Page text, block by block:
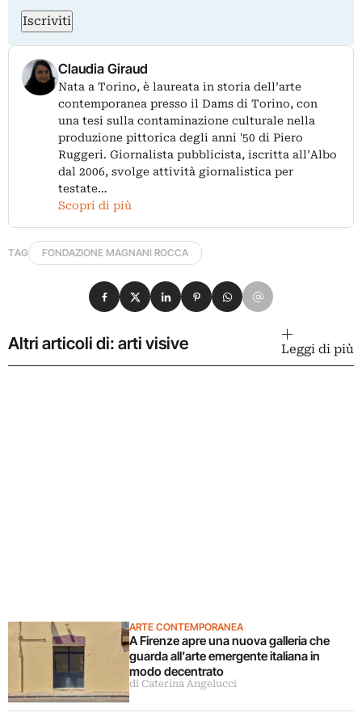
Iscriviti
Claudia Giraud
Nata a Torino, è laureata in storia dell’arte
contemporanea presso il Dams di Torino, con
una tesi sulla contaminazione culturale nella
produzione pittorica degli anni '50 di Piero
Ruggeri. Giornalista pubblicista, iscritta all’Albo
dal 2006, svolge attività giornalistica per
testate…
Scopri di più
TAG FONDAZIONE MAGNANI ROCCA
Condividi su Facebook
Condividi su X
Condividi su LinkedIn
Condividi su Pinterest
Condividi su WhatsApp
Condividi su Email
Altri articoli di: arti visive Leggi di più
ARTE CONTEMPORANEA
A Firenze apre una nuova galleria che
guarda all’arte emergente italiana in
modo decentrato
di Caterina Angelucci